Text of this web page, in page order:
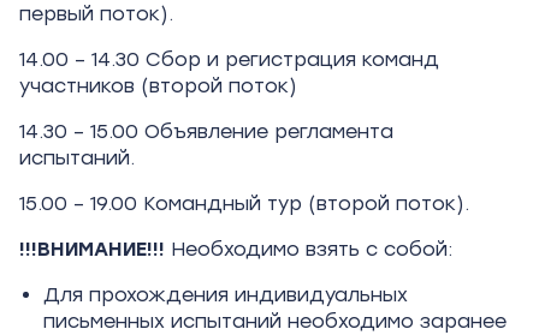
первый поток).
14.00 – 14.30 Сбор и регистрация команд
участников (второй поток)
14.30 – 15.00 Объявление регламента
испытаний.
15.00 – 19.00 Командный тур (второй поток).
!!!ВНИМАНИЕ!!! Необходимо взять с собой:
Для прохождения индивидуальных
письменных испытаний необходимо заранее